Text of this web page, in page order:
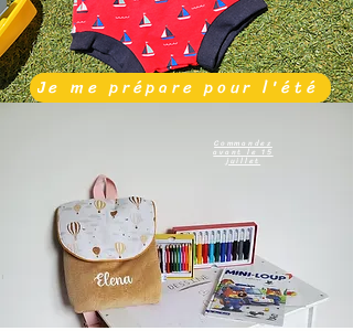
Je me prépare pour l'été
Commandez
avant le 15
juillet